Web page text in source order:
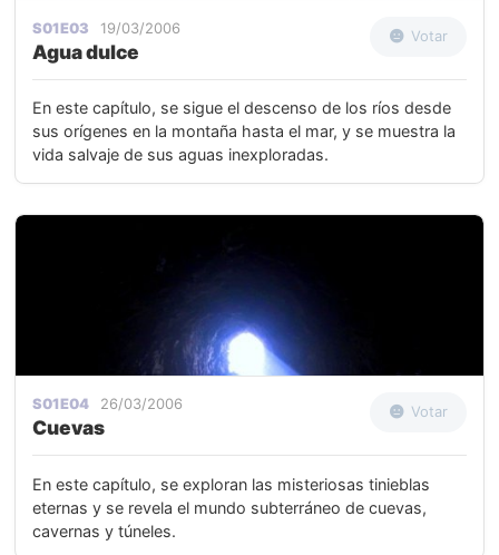
S01E03 19/03/2006
Agua dulce
Votar
En este capítulo, se sigue el descenso de los ríos desde
sus orígenes en la montaña hasta el mar, y se muestra la
vida salvaje de sus aguas inexploradas.
S01E04 26/03/2006
Cuevas
Votar
En este capítulo, se exploran las misteriosas tinieblas
eternas y se revela el mundo subterráneo de cuevas,
cavernas y túneles.